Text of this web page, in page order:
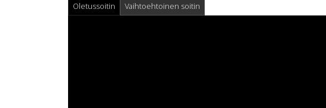
Oletussoitin Vaihtoehtoinen soitin